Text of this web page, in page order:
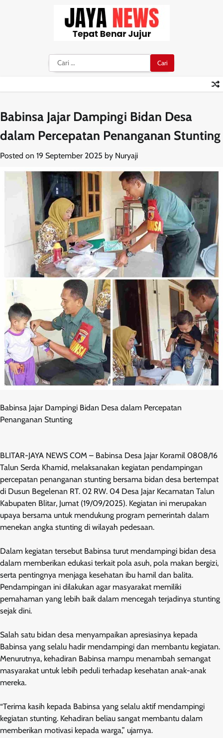
Cari
untuk:
Babinsa Jajar Dampingi Bidan Desa
dalam Percepatan Penanganan Stunting
Posted on 19 September 2025 by Nuryaji
Babinsa Jajar Dampingi Bidan Desa dalam Percepatan
Penanganan Stunting
BLITAR-JAYA NEWS COM – Babinsa Desa Jajar Koramil 0808/16
Talun Serda Khamid, melaksanakan kegiatan pendampingan
percepatan penanganan stunting bersama bidan desa bertempat
di Dusun Begelenan RT. 02 RW. 04 Desa Jajar Kecamatan Talun
Kabupaten Blitar, Jumat (19/09/2025). Kegiatan ini merupakan
upaya bersama untuk mendukung program pemerintah dalam
menekan angka stunting di wilayah pedesaan.
Dalam kegiatan tersebut Babinsa turut mendampingi bidan desa
dalam memberikan edukasi terkait pola asuh, pola makan bergizi,
serta pentingnya menjaga kesehatan ibu hamil dan balita.
Pendampingan ini dilakukan agar masyarakat memiliki
pemahaman yang lebih baik dalam mencegah terjadinya stunting
sejak dini.
Salah satu bidan desa menyampaikan apresiasinya kepada
Babinsa yang selalu hadir mendampingi dan membantu kegiatan.
Menurutnya, kehadiran Babinsa mampu menambah semangat
masyarakat untuk lebih peduli terhadap kesehatan anak-anak
mereka.
“Terima kasih kepada Babinsa yang selalu aktif mendampingi
kegiatan stunting. Kehadiran beliau sangat membantu dalam
memberikan motivasi kepada warga,” ujarnya.